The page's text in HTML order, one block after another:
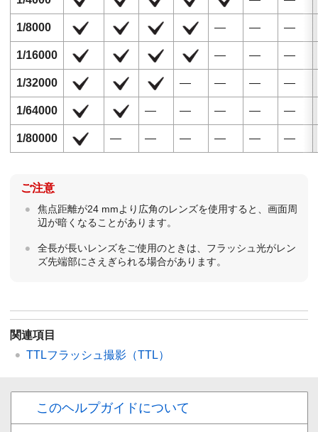
1/8000 ― ― ―
1/16000 ― ― ―
1/32000 ― ― ― ―
1/64000 ― ― ― ― ―
1/80000 ― ― ― ― ― ―
ご注意
焦点距離が24 mmより広角のレンズを使⽤すると、画⾯周
辺が暗くなることがあります。
全長が長いレンズをご使用のときは、フラッシュ光がレン
ズ先端部にさえぎられる場合があります。
関連項目
TTLフラッシュ撮影（TTL）
このヘルプガイドについて